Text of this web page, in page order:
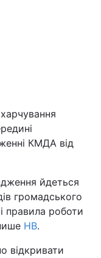
КМДА від
йдеться
громадського
правила роботи
НВ.
відкривати